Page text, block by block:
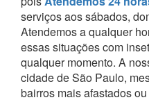
serviços aos sábados,
Atendemos a qualquer
essas situações com
qualquer momento. A
cidade de São Paulo,
bairros mais afastados